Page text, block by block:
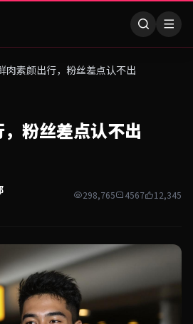
肉素颜出行，粉丝差点认不出
粉丝差点认不出
298,765 4567 12,345